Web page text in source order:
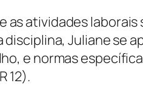
atividades laborais
Juliane se
e normas
12).